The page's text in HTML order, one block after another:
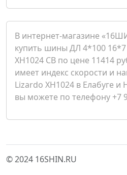
В интернет-магазине
купить шины ДЛ 4*100 16*7
XH1024 CB по цене 11414
имеет индекс скорости и
Lizardo XH1024 в Елабуге
вы можете по телефону +7
© 2024 16SHIN.RU